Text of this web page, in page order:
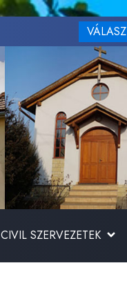
CIVIL SZERVEZETEK